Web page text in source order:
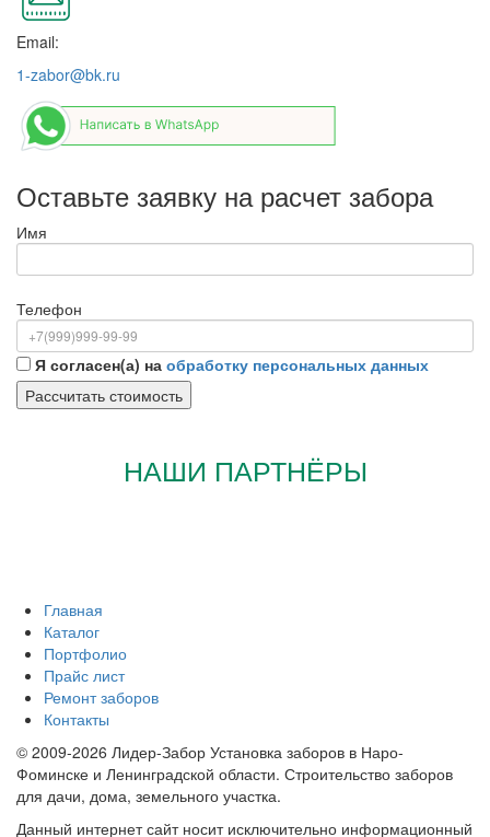
Email:
1-zabor@bk.ru
Оставьте заявку на расчет забора
Имя
Телефон
Я согласен(а) на обработку персональных данных
НАШИ ПАРТНЁРЫ
Главная
Каталог
Портфолио
Прайс лист
Ремонт заборов
Контакты
© 2009-2026 Лидер-Забор Установка заборов в Наро-
Фоминске и Ленинградской области. Строительство заборов
для дачи, дома, земельного участка.
Данный интернет сайт носит исключительно информационный